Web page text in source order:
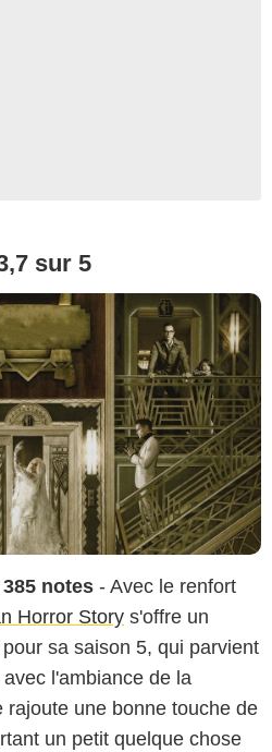
sur 5
notes - Avec le renfort
Horror Story s'offre un
sa saison 5, qui parvient
l'ambiance de la
rajoute une bonne touche de
un petit quelque chose